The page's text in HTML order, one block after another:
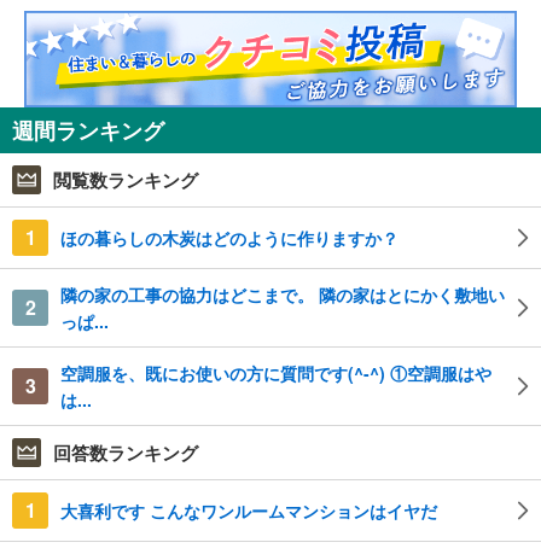
週間ランキング
閲覧数ランキング
1 ほの暮らしの木炭はどのように作りますか？
2
隣の家の工事の協力はどこまで。 隣の家はとにかく敷地い
っぱ...
3
空調服を、既にお使いの方に質問です(^-^) ①空調服はや
は...
回答数ランキング
1 大喜利です こんなワンルームマンションはイヤだ